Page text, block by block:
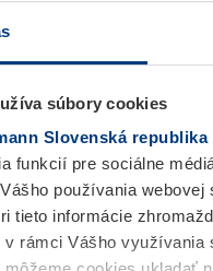
súbory cookies
Slovenská republika
funkcií pre sociálne
používania
tieto informácie
v rámci Vášho využívania